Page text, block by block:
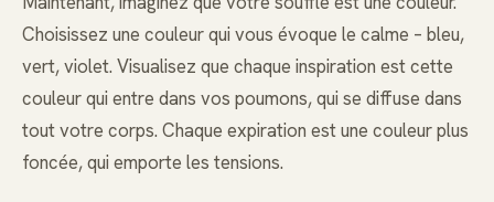
Choisissez une couleur qui vous évoque le calme – bleu,
vert, violet. Visualisez que chaque inspiration est cette
couleur qui entre dans vos poumons, qui se diffuse dans
tout votre corps. Chaque expiration est une couleur plus
foncée, qui emporte les tensions.